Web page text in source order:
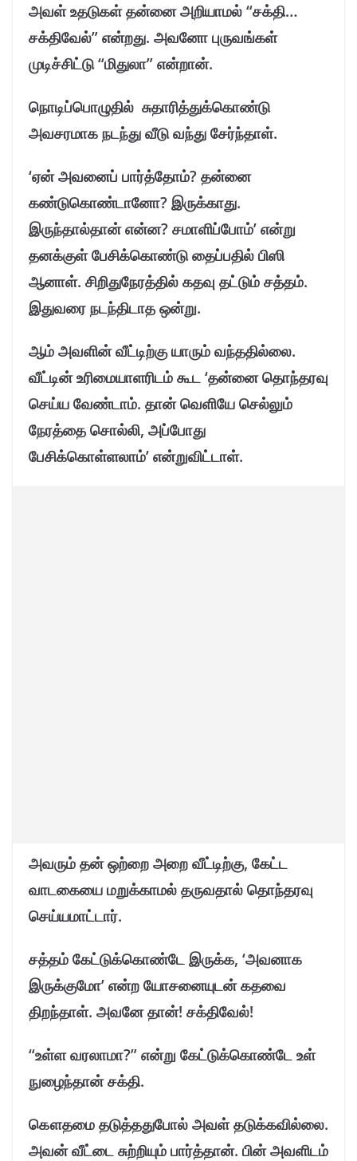
அவள் உதடுகள் தன்னை அறியாமல் “சக்தி…
சக்திவேல்” என்றது. அவனோ புருவங்கள்
முடிச்சிட்டு “மிதுலா” என்றான்.
நொடிப்பொழுதில் சுதாரித்துக்கொண்டு
அவசரமாக நடந்து வீடு வந்து சேர்ந்தாள்.
‘ஏன் அவனைப் பார்த்தோம்? தன்னை
கண்டுகொண்டானோ? இருக்காது.
இருந்தால்தான் என்ன? சமாளிப்போம்’ என்று
தனக்குள் பேசிக்கொண்டு தைப்பதில் பிஸி
ஆனாள். சிறிதுநேரத்தில் கதவு தட்டும் சத்தம்.
இதுவரை நடந்திடாத ஒன்று.
ஆம் அவளின் வீட்டிற்கு யாரும் வந்ததில்லை.
வீட்டின் உரிமையாளரிடம் கூட ‘தன்னை தொந்தரவு
செய்ய வேண்டாம். தான் வெளியே செல்லும்
நேரத்தை சொல்லி, அப்போது
பேசிக்கொள்ளலாம்’ என்றுவிட்டாள்.
அவரும் தன் ஒற்றை அறை வீட்டிற்கு, கேட்ட
வாடகையை மறுக்காமல் தருவதால் தொந்தரவு
செய்யமாட்டார்.
சத்தம் கேட்டுக்கொண்டே இருக்க, ‘அவனாக
இருக்குமோ’ என்ற யோசனையுடன் கதவை
திறந்தாள். அவனே தான்! சக்திவேல்!
“உள்ள வரலாமா?” என்று கேட்டுக்கொண்டே உள்
நுழைந்தான் சக்தி.
கௌதமை தடுத்ததுபோல் அவள் தடுக்கவில்லை.
அவன் வீட்டை சுற்றியும் பார்த்தான். பின் அவளிடம்